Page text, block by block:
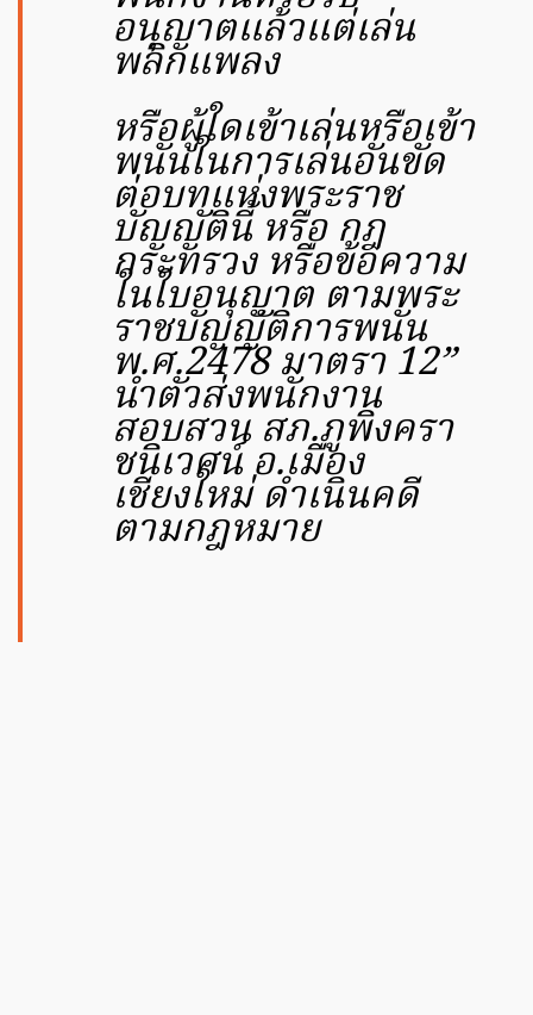
อนุญาตแล้วแต่เล่น
พลิกแพลง
หรือผู้ใดเข้าเล่นหรือเข้า
พนันในการเล่นอันขัด
ต่อบทแห่งพระราช
บัญญัตินี้ หรือ กฎ
กระทรวง หรือข้อความ
ในใบอนุญาต ตามพระ
ราชบัญญัติการพนัน
พ.ศ.2478 มาตรา 12”
นำตัวส่งพนักงาน
สอบสวน สภ.ภูพิงครา
ชนิเวศน์ อ.เมือง
เชียงใหม่ ดำเนินคดี
ตามกฎหมาย